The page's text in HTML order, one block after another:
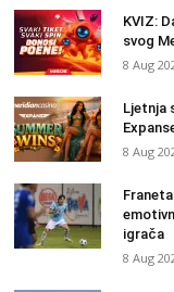
KVIZ:
svog
8 Aug
Ljetnja
8 Aug
igrača
8 Aug